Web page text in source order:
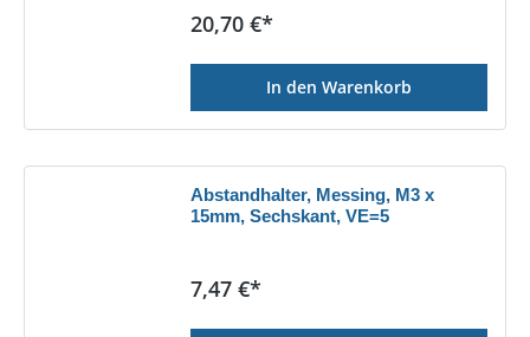
Regulärer Preis:
20,70 €*
In den Warenkorb
Abstandhalter, Messing, M3 x
15mm, Sechskant, VE=5
Regulärer Preis:
7,47 €*